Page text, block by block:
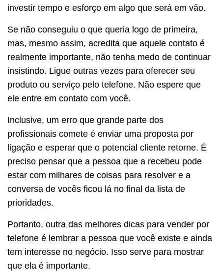
investir tempo e esforço em algo que será em vão.
Se não conseguiu o que queria logo de primeira,
mas, mesmo assim, acredita que aquele contato é
realmente importante, não tenha medo de continuar
insistindo. Ligue outras vezes para oferecer seu
produto ou serviço pelo telefone. Não espere que
ele entre em contato com você.
Inclusive, um erro que grande parte dos
profissionais comete é enviar uma proposta por
ligação e esperar que o potencial cliente retorne. É
preciso pensar que a pessoa que a recebeu pode
estar com milhares de coisas para resolver e a
conversa de vocês ficou lá no final da lista de
prioridades.
Portanto, outra das melhores dicas para vender por
telefone é lembrar a pessoa que você existe e ainda
tem interesse no negócio. Isso serve para mostrar
que ela é importante.